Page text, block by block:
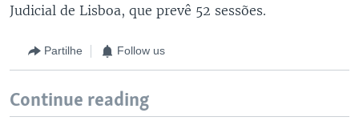
Judicial de Lisboa, que prevê 52 sessões.
Partilhe Follow us
Continue reading